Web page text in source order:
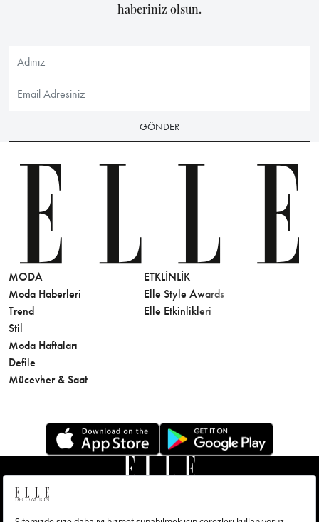
haberiniz olsun.
GÖNDER
MODA
Moda Haberleri
Trend
Stil
Moda Haftaları
Defile
Mücevher & Saat
ETKLINLIK
Elle Style Awards
Elle Etkinlikleri